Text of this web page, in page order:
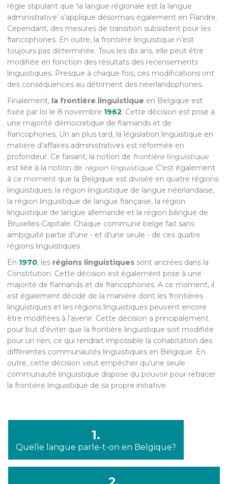
règle stipulant que ‘la langue régionale est la langue
administrative’ s’applique désormais également en Flandre.
Cependant, des mesures de transition subsistent pour les
francophones. En outre, la frontière linguistique n’est
toujours pas déterminée. Tous les dix ans, elle peut être
modifiée en fonction des résultats des recensements
linguistiques. Presque à chaque fois, ces modifications ont
des conséquences au détriment des néerlandophones.
Finalement, la frontière linguistique en Belgique est
fixée par loi le 8 novembre 1962. Cette décision est prise à
une majorité démocratique de flamands et de
francophones. Un an plus tard, la législation linguistique en
matière d’affaires administratives est réformée en
profondeur. Ce faisant, la notion de frontière linguistique
est liée à la notion de région linguistique. C’est également
à ce moment que la Belgique est divisée en quatre régions
linguistiques: la région linguistique de langue néerlandaise,
la région linguistique de langue française, la région
linguistique de langue allemande et la région bilingue de
Bruxelles-Capitale. Chaque commune belge fait sans
ambiguïté partie d’une - et d’une seule - de ces quatre
régions linguistiques.
En 1970, les régions linguistiquessont ancrées dans la
Constitution. Cette décision est également prise à une
majorité de flamands et de francophones. A ce moment, il
est également décidé de la manière dont les frontières
linguistiques et les régions linguistiques peuvent encore
être modifiées à l’avenir. Cette décision a principalement
pour but d’éviter que la frontière linguistique soit modifiée
pour un rien, ce qui rendrait impossible la cohabitation des
différentes communautés linguistiques en Belgique. En
outre, cette décision veut empêcher qu’une seule
communauté linguistique dispose du pouvoir pour retracer
la frontière linguistique de sa propre initiative.
1.
Quelle langue parle-t-on en Belgique?